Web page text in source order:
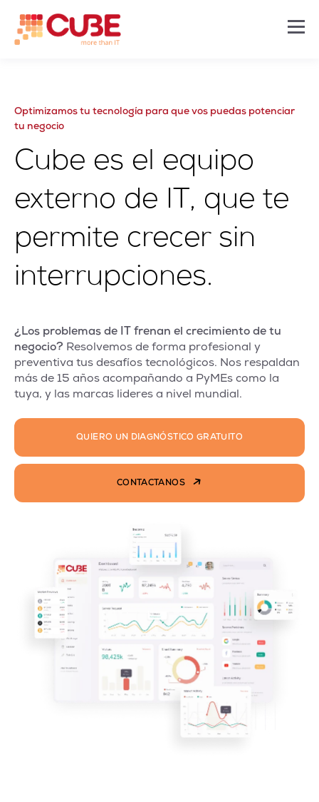
Optimizamos tu tecnología para que vos puedas potenciar
tu negocio
Cube es el equipo
externo de IT, que te
permite crecer sin
interrupciones.
¿Los problemas de IT frenan el crecimiento de tu
negocio? Resolvemos de forma profesional y
preventiva tus desafíos tecnológicos. Nos respaldan
más de 15 años acompañando a PyMEs como la
tuya, y las marcas lideres a nivel mundial.
QUIERO UN DIAGNÓSTICO GRATUITO
CONTACTANOS